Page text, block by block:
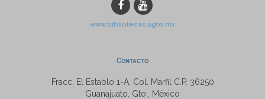
www.bibliotecas.ugto.mx
Contacto
Fracc. El Establo 1-A, Col. Marfil C.P. 36250
Guanajuato, Gto., México